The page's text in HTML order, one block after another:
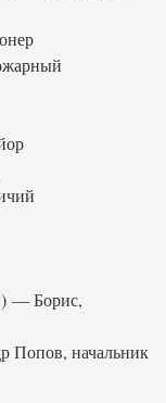
— Борис,
Попов, начальник